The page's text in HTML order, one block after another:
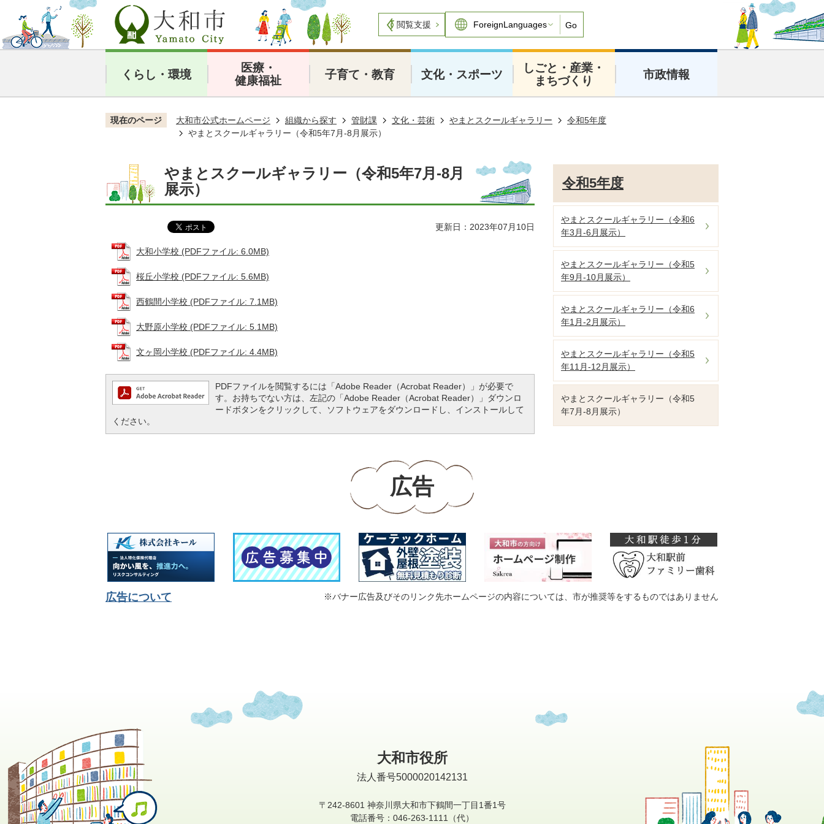
閲覧支援 Go
くらし・環境
医療・
健康福祉
子育て・教育 文化・スポーツ
しごと・産業・
まちづくり
市政情報
現在のページ 大和市公式ホームページ 組織から探す 管財課 文化・芸術 やまとスクールギャラリー
令和5年度
やまとスクールギャラリー（令和5年7月-8月展示）
やまとスクールギャラリー（令和5年7月-8月
展示）
更新日：2023年07月10日
大和小学校 (PDFファイル: 6.0MB)
桜丘小学校 (PDFファイル: 5.6MB)
西鶴間小学校 (PDFファイル: 7.1MB)
大野原小学校 (PDFファイル: 5.1MB)
文ヶ岡小学校 (PDFファイル: 4.4MB)
PDFファイルを閲覧するには「Adobe Reader（Acrobat Reader）」が必要で
す。お持ちでない方は、左記の「Adobe Reader（Acrobat Reader）」ダウンロ
ードボタンをクリックして、ソフトウェアをダウンロードし、インストールして
ください。
令和5年度
やまとスクールギャラリー（令和6
年3月-6月展示）
やまとスクールギャラリー（令和5
年9月-10月展示）
やまとスクールギャラリー（令和6
年1月-2月展示）
やまとスクールギャラリー（令和5
年11月-12月展示）
やまとスクールギャラリー（令和5
年7月-8月展示）
広告
広告について ※バナー広告及びそのリンク先ホームページの内容については、市が推奨等をするものではありません
大和市役所
法人番号5000020142131
〒242-8601 神奈川県大和市下鶴間一丁目1番1号
電話番号：046-263-1111（代）